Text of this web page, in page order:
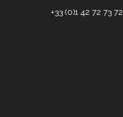
+33 (0)1 42 72 73 72